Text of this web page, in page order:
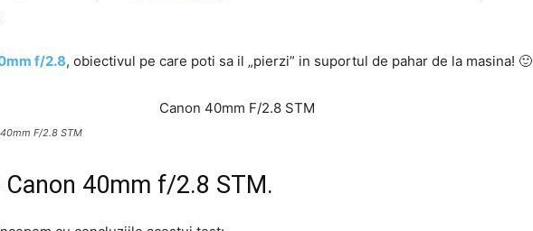
f/2.8, obiectivul pe care poti sa il „pierzi” in suportul de pahar de la masina! 🙂
F/2.8 STM
40mm f/2.8 STM.